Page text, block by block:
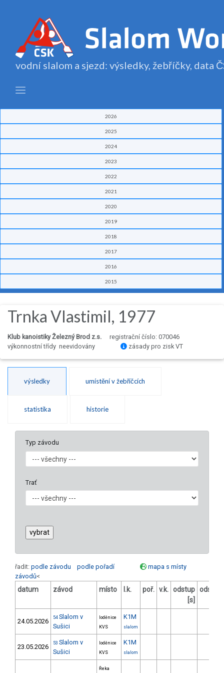
vodní slalom a sjezd: výsledky, žebříčky, data
2026
2025
2024
2023
2022
2021
2020
2019
2018
2017
2016
2015
Trnka Vlastimil, 1977
Klub kanoistiky Železný Brod z.s.
registrační číslo: 070046
výkonnostní třídy neevidovány
zásady pro zisk VT
výsledky umístění v žebříčcích
statistika historie
Typ závodu
Trať
řadit: podle závodu podle pořadí
mapa s místy
závodů<
datum závod místo l.k. poř. v.k. odstup
[s]
odstup
24.05.2026 54 Slalom v
Sušici
loděnice
KVS
K1M
slalom
23.05.2026 53 Slalom v
Sušici
loděnice
KVS
K1M
slalom
Řeka